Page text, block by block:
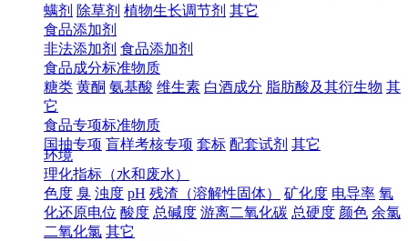
螨剂 除草剂 植物生长调节剂 其它
食品添加剂
非法添加剂 食品添加剂
食品成分标准物质
糖类 黄酮 氨基酸 维生素 白酒成分 脂肪酸及其衍生物 其
它
食品专项标准物质
国抽专项 盲样考核专项 套标 配套试剂 其它
环境
理化指标（水和废水）
色度 臭 浊度 pH 残渣（溶解性固体） 矿化度 电导率 氧
化还原电位 酸度 总碱度 游离二氧化碳 总硬度 颜色 余氯
二氧化氯 其它